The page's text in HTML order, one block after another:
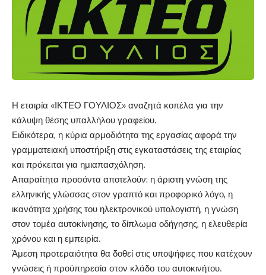
Η εταιρία «ΙΚΤΕΟ ΓΟΥΛΙΟΣ» αναζητά κοπέλα για την
κάλυψη θέσης υπαλλήλου γραφείου.
Ειδικότερα, η κύρια αρμοδιότητα της εργασίας αφορά την
γραμματειακή υποστήριξη στις εγκαταστάσεις της εταιρίας
και πρόκειται για ημιαπασχόληση.
Απαραίτητα προσόντα αποτελούν: η άριστη γνώση της
ελληνικής γλώσσας στον γραπτό και προφορικό λόγο, η
ικανότητα χρήσης του ηλεκτρονικού υπολογιστή, η γνώση
στον τομέα αυτοκίνησης, το δίπλωμα οδήγησης, η ελευθερία
χρόνου και η εμπειρία.
Άμεση προτεραιότητα θα δοθεί στις υποψήφιες που κατέχουν
γνώσεις ή προϋπηρεσία στον κλάδο του αυτοκινήτου.